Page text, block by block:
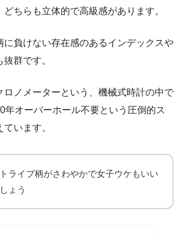
ちらも立体的で高級感があります。
に負けない存在感のあるインデックスや
群です。
ロノメーターという、機械式時計の中で
年オーバーホール不要という圧倒的ス
います。
ライプ柄がさわやかで女子ウケもいい
ょう